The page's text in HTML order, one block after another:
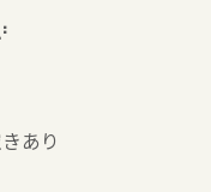
あり